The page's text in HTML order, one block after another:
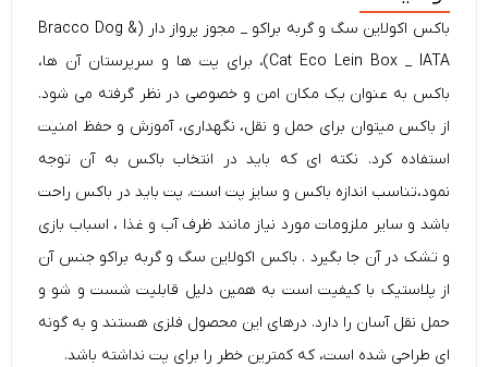
باکس اکولاین سگ و گربه براکو _ مجوز پرواز دار (Bracco Dog &
Cat Eco Lein Box _ IATA)، برای پت ها و سرپرستان آن ها،
باکس به عنوان یک مکان امن و خصوصی در نظر گرفته می شود.
از باکس میتوان برای حمل و نقل، نگهداری، آموزش و حفظ امنیت
استفاده کرد. نکته ای که باید در انتخاب باکس به آن توجه
نمود،تناسب اندازه باکس و سایز پت است. پت باید در باکس راحت
باشد و سایر ملزومات مورد نیاز مانند ظرف آب و غذا ، اسباب بازی
و تشک در آن جا بگیرد . باکس اکولاین سگ و گربه براکو جنس آن
از پلاستیک با کیفیت است به همین دلیل قابلیت شست و شو و
حمل نقل آسان را دارد. درهای این محصول فلزی هستند و به گونه
ای طراحی شده است، که کمترین خطر را برای پت نداشته باشد.